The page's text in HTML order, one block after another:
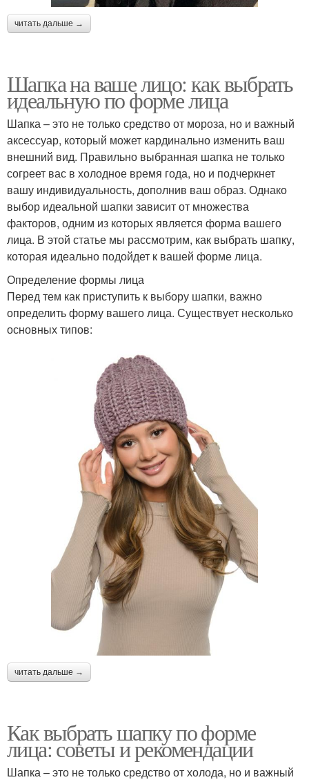
читать дальше →
Шапка на ваше лицо: как выбрать
идеальную по форме лица
Шапка – это не только средство от мороза, но и важный
аксессуар, который может кардинально изменить ваш
внешний вид. Правильно выбранная шапка не только
согреет вас в холодное время года, но и подчеркнет
вашу индивидуальность, дополнив ваш образ. Однако
выбор идеальной шапки зависит от множества
факторов, одним из которых является форма вашего
лица. В этой статье мы рассмотрим, как выбрать шапку,
которая идеально подойдет к вашей форме лица.
Определение формы лица
Перед тем как приступить к выбору шапки, важно
определить форму вашего лица. Существует несколько
основных типов:
читать дальше →
Как выбрать шапку по форме
лица: советы и рекомендации
Шапка – это не только средство от холода, но и важный